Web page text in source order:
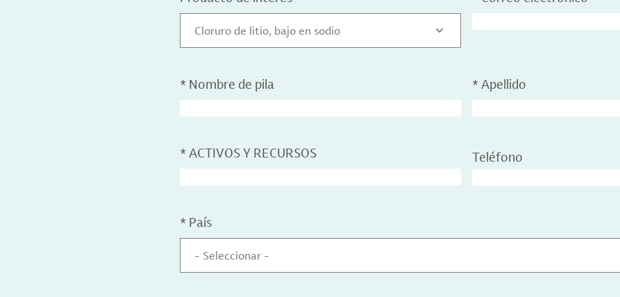
Cloruro de litio, bajo en sodio
* Nombre de pila * Apellido
*ACTIVOS Y RECURSOS Teléfono
* País
- Seleccionar -